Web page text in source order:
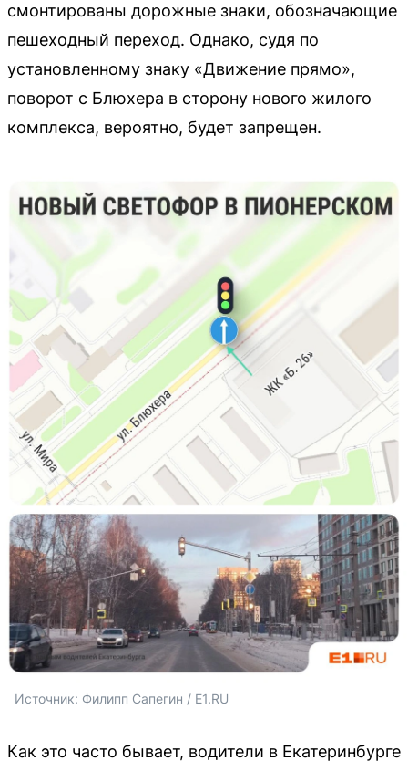
смонтированы дорожные знаки, обозначающие
пешеходный переход. Однако, судя по
установленному знаку «Движение прямо»,
поворот с Блюхера в сторону нового жилого
комплекса, вероятно, будет запрещен.
Источник: Филипп Сапегин / E1.RU
Как это часто бывает, водители в Екатеринбурге